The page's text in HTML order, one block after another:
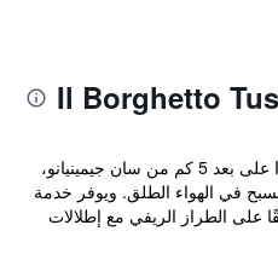
يقع Il Borghetto Tuscan Holidays على بعد 5 كم من سان جيمينيانو،
في الهواء الطلق. ويوفر خدمة
على الطراز الريفي مع إطلالات